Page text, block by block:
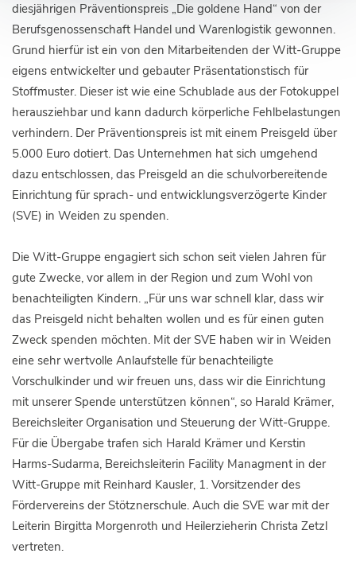
diesjährigen Präventionspreis „Die goldene Hand“ von der
Berufsgenossenschaft Handel und Warenlogistik gewonnen.
Grund hierfür ist ein von den Mitarbeitenden der Witt-Gruppe
eigens entwickelter und gebauter Präsentationstisch für
Stoffmuster. Dieser ist wie eine Schublade aus der Fotokuppel
herausziehbar und kann dadurch körperliche Fehlbelastungen
verhindern. Der Präventionspreis ist mit einem Preisgeld über
5.000 Euro dotiert. Das Unternehmen hat sich umgehend
dazu entschlossen, das Preisgeld an die schulvorbereitende
Einrichtung für sprach- und entwicklungsverzögerte Kinder
(SVE) in Weiden zu spenden.
Die Witt-Gruppe engagiert sich schon seit vielen Jahren für
gute Zwecke, vor allem in der Region und zum Wohl von
benachteiligten Kindern. „Für uns war schnell klar, dass wir
das Preisgeld nicht behalten wollen und es für einen guten
Zweck spenden möchten. Mit der SVE haben wir in Weiden
eine sehr wertvolle Anlaufstelle für benachteiligte
Vorschulkinder und wir freuen uns, dass wir die Einrichtung
mit unserer Spende unterstützen können“, so Harald Krämer,
Bereichsleiter Organisation und Steuerung der Witt-Gruppe.
Für die Übergabe trafen sich Harald Krämer und Kerstin
Harms-Sudarma, Bereichsleiterin Facility Managment in der
Witt-Gruppe mit Reinhard Kausler, 1. Vorsitzender des
Fördervereins der Stötznerschule. Auch die SVE war mit der
Leiterin Birgitta Morgenroth und Heilerzieherin Christa Zetzl
vertreten.